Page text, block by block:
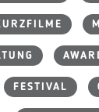
FESTIVAL